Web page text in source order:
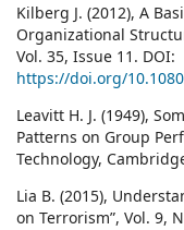
Kilberg J. (2012), A
Organizational
Vol. 35, Issue 11. DOI:
https://doi.org/
Leavitt H. J. (1949),
Patterns on Group
Technology,
Lia B. (2015),
on Terrorism”, Vol. 9,